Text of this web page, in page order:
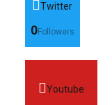
Twitter
0Followers
Youtube